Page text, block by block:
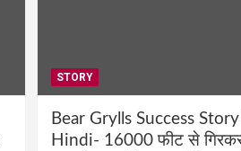
STORY
Bear Grylls Success
Hindi- 16000 फीट से गिरकर